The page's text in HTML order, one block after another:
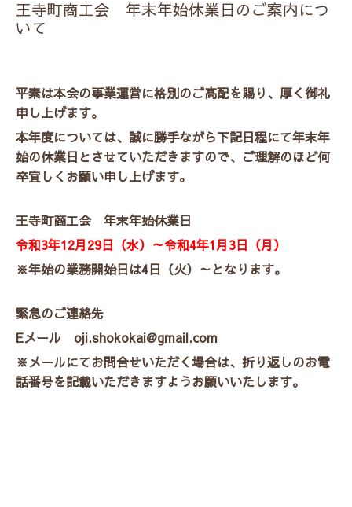
王寺町商工会 年末年始休業日のご案内につ
いて
平素は本会の事業運営に格別のご高配を賜り、厚く御礼
申し上げます。
本年度については、誠に勝手ながら下記日程にて年末年
始の休業日とさせていただきますので、ご理解のほど何
卒宜しくお願い申し上げます。
王寺町商工会 年末年始休業日
令和3年12月29日（水）～令和4年1月3日（月）
※年始の業務開始日は4日（火）～となります。
緊急のご連絡先
Eメール oji.shokokai@gmail.com
※メールにてお問合せいただく場合は、折り返しのお電
話番号を記載いただきますようお願いいたします。